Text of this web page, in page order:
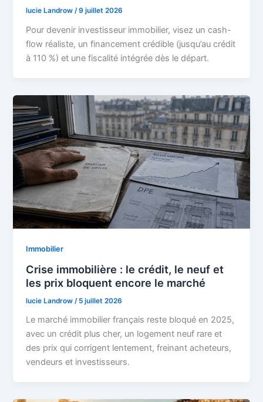
lucie Landrow/9 juillet 2026
Pour devenir investisseur immobilier, visez un cash-
flow réaliste, un financement crédible (jusqu’au crédit
à 110 %) et une fiscalité intégrée dès le départ.
Immobilier
Crise immobilière : le crédit, le neuf et
les prix bloquent encore le marché
lucie Landrow / 5 juillet 2026
Le marché immobilier français reste bloqué en 2025,
avec un crédit plus cher, un logement neuf rare et
des prix qui corrigent lentement, freinant acheteurs,
vendeurs et investisseurs.